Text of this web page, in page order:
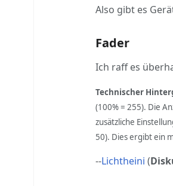
Also gibt es
Fader
Ich raff es
Technischer
(100% = 255). Die
zusätzliche
50). Dies ergibt ein
--Lichtheini (